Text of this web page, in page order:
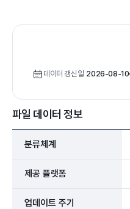
데이터 갱신일 2026-08-10
파일 데이터 정보
분류체계
제공 플랫폼
업데이트 주기